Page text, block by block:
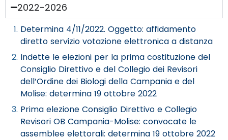
2022-2026
Determina 4/11/2022. Oggetto: affidamento
diretto servizio votazione elettronica a distanza
Indette le elezioni per la prima costituzione del
Consiglio Direttivo e del Collegio dei Revisori
dell’Ordine dei Biologi della Campania e del
Molise: determina 19 ottobre 2022
Prima elezione Consiglio Direttivo e Collegio
Revisori OB Campania-Molise: convocate le
assemblee elettorali: determina 19 ottobre 2022